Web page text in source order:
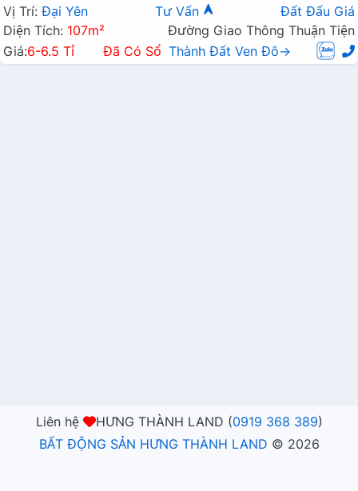
Vị Trí: Đại Yên Tư Vấn
Đất Đấu Giá
Diện Tích: 107m²
Đường Giao Thông Thuận Tiện
Giá:6-6.5 Tỉ Đã Có Sổ Thành Đất Ven Đô→
Liên hệ HƯNG THÀNH LAND (0919 368 389)
BẤT ĐỘNG SẢN HƯNG THÀNH LAND © 2026